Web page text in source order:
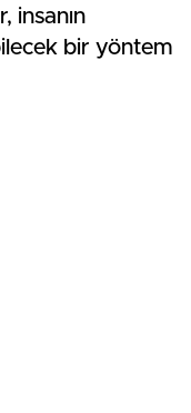
insanın
bir yöntem